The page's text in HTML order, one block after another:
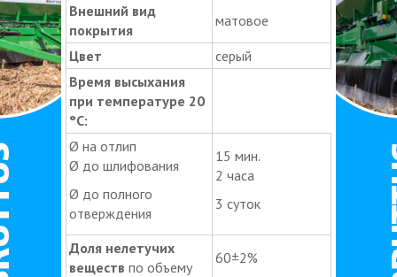
Внешний вид
покрытия
матовое
Цвет
серый
Время высыхания
при температуре 20
°С:
Ø на отлип
Ø до шлифования
Ø до полного
отверждения
15 мин.
2 часа
3 суток
Доля нелетучих
веществ по объему
60±2%